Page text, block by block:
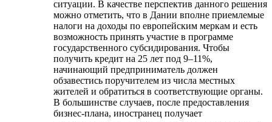
ситуации. В качестве перспектив данного решения
можно отметить, что в Дании вполне приемлемые
налоги на доходы по европейским меркам и есть
возможность принять участие в программе
государственного субсидирования. Чтобы
получить кредит на 25 лет под 9–11%,
начинающий предприниматель должен
обзавестись поручителем из числа местных
жителей и обратиться в соответствующие органы.
В большинстве случаев, после предоставления
бизнес-плана, иностранец получает